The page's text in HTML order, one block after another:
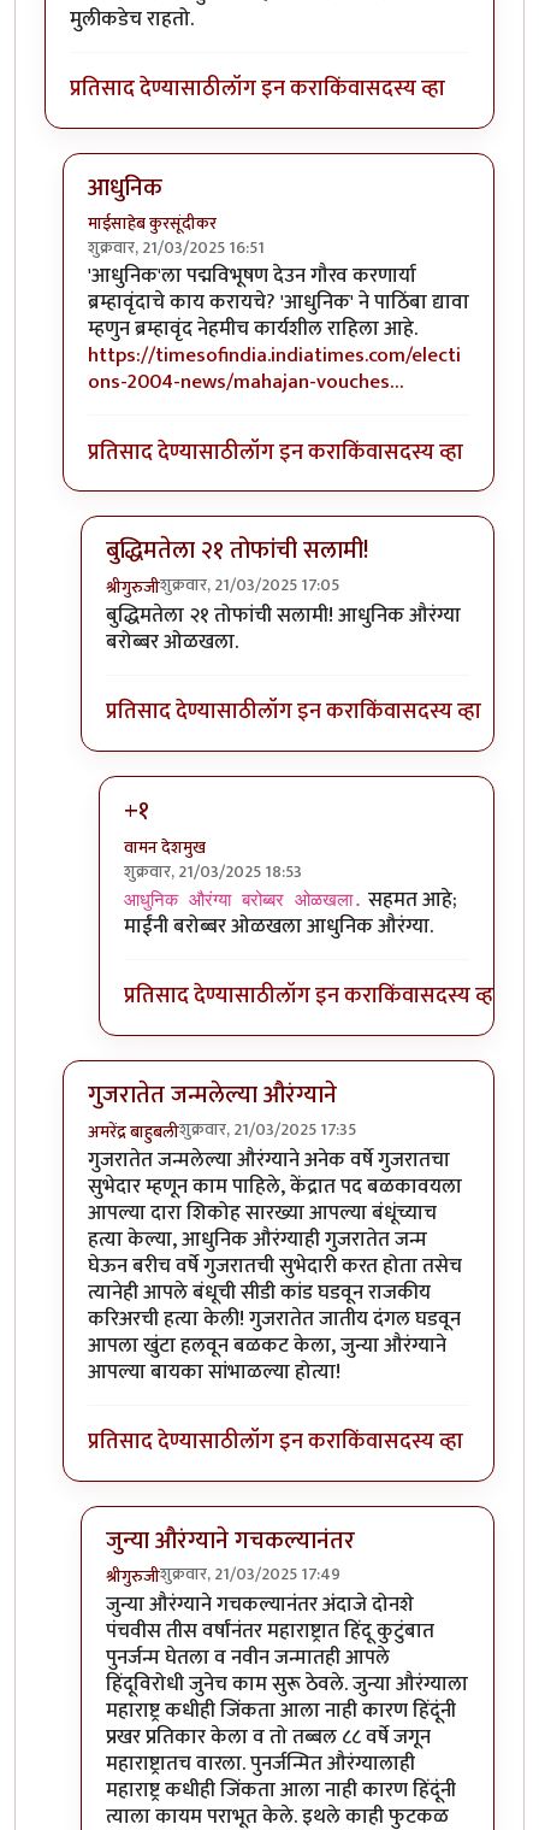
मुलीकडेच राहतो.
प्रतिसाद देण्यासाठीलॉग इन कराकिंवासदस्य व्हा
आधुनिक
माईसाहेब कुरसूंदीकर
शुक्रवार, 21/03/2025 16:51
In reply toऔरंग्याने वयाच्या अंदाजे ६०byश्रीगुरुजी
'आधुनिक'ला पद्मविभूषण देउन गौरव करणार्या
ब्रम्हावृंदाचे काय करायचे? 'आधुनिक' ने पाठिंबा द्यावा
म्हणुन ब्रम्हावृंद नेहमीच कार्यशील राहिला आहे.
https://timesofindia.indiatimes.com/electi
ons-2004-news/mahajan-vouches…
प्रतिसाद देण्यासाठीलॉग इन कराकिंवासदस्य व्हा
बुद्धिमतेला २१ तोफांची सलामी!
श्रीगुरुजीशुक्रवार, 21/03/2025 17:05
In reply toआधुनिकbyमाईसाहेब कुरसूंदीकर
बुद्धिमतेला २१ तोफांची सलामी! आधुनिक औरंग्या
बरोब्बर ओळखला.
प्रतिसाद देण्यासाठीलॉग इन कराकिंवासदस्य व्हा
+१
वामन देशमुख
शुक्रवार, 21/03/2025 18:53
In reply toबुद्धिमतेला २१ तोफांची सलामी!by
आधुनिक औरंग्या बरोब्बर ओळखला. सहमत आहे;
माईंनी बरोब्बर ओळखला आधुनिक औरंग्या.
प्रतिसाद देण्यासाठीलॉग इन कराकिंवासदस्य व्हा
गुजरातेत जन्मलेल्या औरंग्याने
अमरेंद्र बाहुबलीशुक्रवार, 21/03/2025 17:35
In reply toऔरंग्याने वयाच्या अंदाजे ६०byश्रीगुरुजी
गुजरातेत जन्मलेल्या औरंग्याने अनेक वर्षे गुजरातचा
सुभेदार म्हणून काम पाहिले, केंद्रात पद बळकावयला
आपल्या दारा शिकोह सारख्या आपल्या बंधूंच्याच
हत्या केल्या, आधुनिक औरंग्याही गुजरातेत जन्म
घेऊन बरीच वर्षे गुजरातची सुभेदारी करत होता तसेच
त्यानेही आपले बंधूची सीडी कांड घडवून राजकीय
करिअरची हत्या केली! गुजरातेत जातीय दंगल घडवून
आपला खुंटा हलवून बळकट केला, जुन्या औरंग्याने
आपल्या बायका सांभाळल्या होत्या!
प्रतिसाद देण्यासाठीलॉग इन कराकिंवासदस्य व्हा
जुन्या औरंग्याने गचकल्यानंतर
श्रीगुरुजीशुक्रवार, 21/03/2025 17:49
In reply toगुजरातेत जन्मलेल्या औरंग्यानेby
जुन्या औरंग्याने गचकल्यानंतर अंदाजे दोनशे
पंचवीस तीस वर्षांनंतर महाराष्ट्रात हिंदू कुटुंबात
पुनर्जन्म घेतला व नवीन जन्मातही आपले
हिंदूविरोधी जुनेच काम सुरू ठेवले. जुन्या औरंग्याला
महाराष्ट्र कधीही जिंकता आला नाही कारण हिंदूंनी
प्रखर प्रतिकार केला व तो तब्बल ८८ वर्षे जगून
महाराष्ट्रातच वारला. पुनर्जन्मित औरंग्यालाही
महाराष्ट्र कधीही जिंकता आला नाही कारण हिंदूंनी
त्याला कायम पराभूत केले. इथले काही फुटकळ